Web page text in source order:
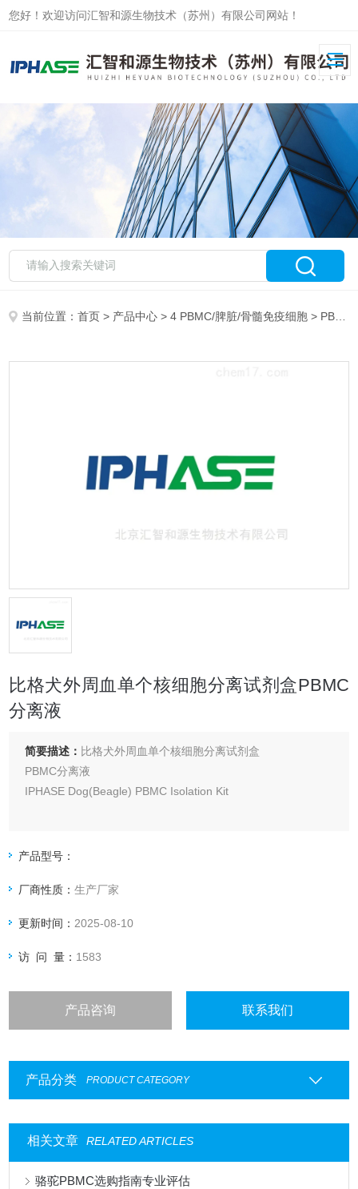
您好！欢迎访问汇智和源生物技术（苏州）有限公司网站！
当前位置：首页 > 产品中心 >4 PBMC/脾脏/骨髓免疫细胞 > PBMC/Leukopak分离
比格犬外周血单个核细胞分离试剂盒PBMC
分离液
简要描述： 比格犬外周血单个核细胞分离试剂盒
PBMC分离液
IPHASE Dog(Beagle) PBMC Isolation Kit
分离液 100mL
心使一定密度的细胞按相应密度梯度分布，从而将单个核细胞
从外周血中分离出来。吸取分离液液面的细胞，通过洗涤离心
产品型号：
厂商性质：生产厂家
更新时间： 2025-08-10
访 问 量： 1583
产品咨询 联系我们
产品分类 PRODUCT CATEGORY
相关文章 RELATED ARTICLES
骆驼PBMC选购指南专业评估